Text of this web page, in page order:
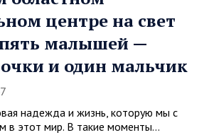
центре на свет
малышей —
и один мальчик
надежда и жизнь, которую мы с
в этот мир. В такие моменты…